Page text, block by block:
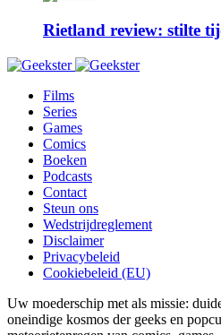
Rietland review: stilte
Films
Series
Games
Comics
Boeken
Podcasts
Contact
Steun ons
Wedstrijdreglement
Disclaimer
Privacybeleid
Cookiebeleid (EU)
Uw moederschip met als missie:
oneindige kosmos der geeks en